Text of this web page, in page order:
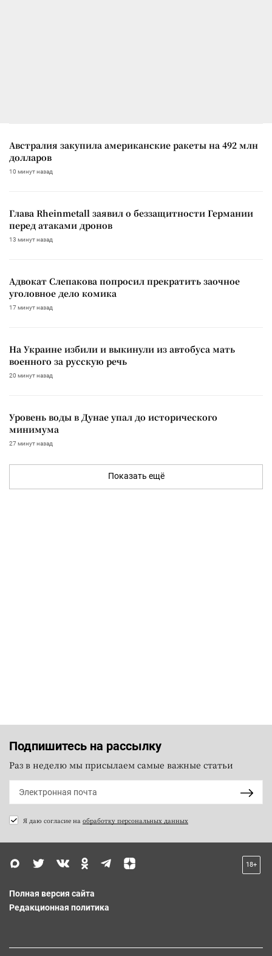
Австралия закупила американские ракеты на 492 млн
долларов
10 минут назад
Глава Rheinmetall заявил о беззащитности Германии
перед атаками дронов
13 минут назад
Адвокат Слепакова попросил прекратить заочное
уголовное дело комика
17 минут назад
На Украине избили и выкинули из автобуса мать
военного за русскую речь
20 минут назад
Уровень воды в Дунае упал до исторического
минимума
27 минут назад
Показать ещё
Подпишитесь на рассылку
Раз в неделю мы присылаем самые важные статьи
Я даю согласие на обработку персональных данных
18+
Полная версия сайта
Редакционная политика